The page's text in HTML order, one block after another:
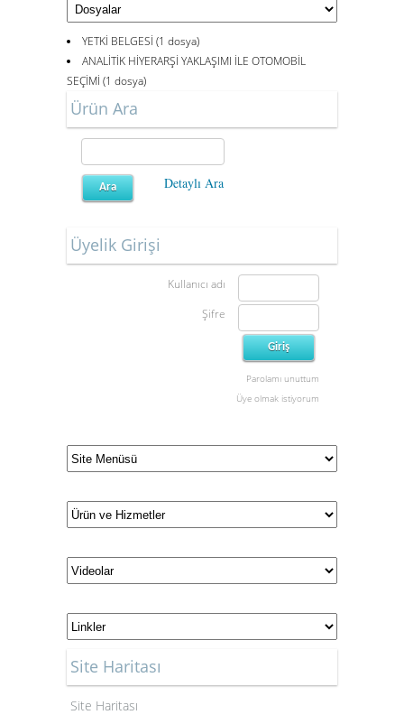
YETKİ BELGESİ (1 dosya)
ANALİTİK HİYERARŞİ YAKLAŞIMI İLE OTOMOBİL
SEÇİMİ (1 dosya)
Ürün Ara
Detaylı Ara
Üyelik Girişi
Kullanıcı adı
Şifre
Parolamı unuttum
Üye olmak istiyorum
Site Haritası
Site Haritası